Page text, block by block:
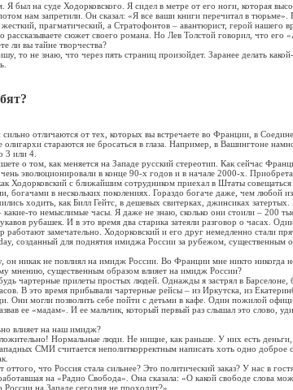
Я был на суде Ходорковского. Я сидел в метре от его ноги, которая
нам запретили. Он сказал: «Я все ваши книги перечитал в
прагматический, а Стратофонтов – авантюрист, герой нашего
рассказываете сюжет своего романа. Но Лев Толстой говорил, что его
ли вы тайне творчества?
то не знаю, что через пять страниц произойдет. Заранее делать
отличаются от тех, которых вы встречаете во Франции, в
олигархи стараются не бросаться в глаза. Например, в Вашингтоне
3 или 4.
о том, как меняется на Западе русский стереотип. Как сейчас
эволюционировали в конце 90-х годов и в начале 2000-х.
Ходорковский с ближайшим сотрудником приехал в Штаты
богачами в нескольких поколениях. Гораздо богаче даже, чем любой
ходить, как Билл Гейтс, в дешевых свитерках, джинсиках затертых.
какие-то немыслимые часы. Я даже не знаю, сколько они стоили – 200
рубашек. И в это время два старика затеяли разговор о часах.
работают замечательно. Ходорковский и его друг немедленно стали
созданный для поднятия имиджа России за рубежом, существенным
он никак не повлиял на имидж России. Во Франции мне никто никогда
мнению, существенным образом влияет на имидж России?
чартерные прилеты простых людей. Однажды я застрял в Барселоне,
В это время прибывали чартерные рейсы – из Иркутска, из
Они могли позволить себе пойти с детьми в кафе. Один пожилой
ее «мадам». И ее мальчик, который первый раз слышал это слово,
влияет на наш имидж?
Нормальные люди. Не нищие, как раньше. У них есть деньги,
СМИ считается неполиткорректным написать хоть одно доброе
оттого, что Россия стала сильнее? Это политический заказ? У нас в
на «Радио Свобода». Она сказала: «О какой свободе слова
России на Западе сегодня не проходит?»